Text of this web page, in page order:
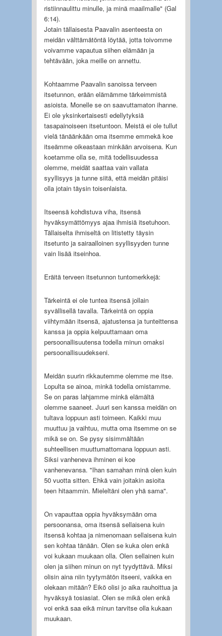
ristiinnaulittu minulle, ja minä maailmalle" (Gal
6:14).
Jotain tällaisesta Paavalin asenteesta on
meidän välttämätöntä löytää, jotta toivomme
voivamme vapautua siihen elämään ja
tehtävään, joka meille on annettu.
Kohtaamme Paavalin sanoissa terveen
itsetunnon, erään elämämme tärkeimmistä
asioista. Monelle se on saavuttamaton ihanne.
Ei ole yksinkertaisesti edellytyksiä
tasapainoiseen itsetuntoon. Meistä ei ole tullut
vielä tänäänkään oma itsemme emmekä koe
itseämme oikeastaan minkään arvoisena. Kun
koetamme olla se, mitä todellisuudessa
olemme, meidät saattaa vain vallata
syyllisyys ja tunne siitä, että meidän pitäisi
olla jotain täysin toisenlaista.
Itseensä kohdistuva viha, itsensä
hyväksymättömyys ajaa ihmisiä itsetuhoon.
Tällaiselta ihmiseltä on litistetty täysin
itsetunto ja sairaalloinen syyllisyyden tunne
vain lisää itseinhoa.
Eräitä terveen itsetunnon tuntomerkkejä:
Tärkeintä ei ole tuntea itsensä jollain
syvällisellä tavalla. Tärkeintä on oppia
viihtymään itsensä, ajatustensa ja tunteittensa
kanssa ja oppia kelpuuttamaan oma
persoonallisuutensa todella minun omaksi
persoonallisuudekseni.
Meidän suurin rikkautemme olemme me itse.
Lopulta se ainoa, minkä todella omistamme.
Se on paras lahjamme minkä elämältä
olemme saaneet. Juuri sen kanssa meidän on
tultava loppuun asti toimeen. Kaikki muu
muuttuu ja vaihtuu, mutta oma itsemme on se
mikä se on. Se pysy sisimmältään
suhteellisen muuttumattomana loppuun asti.
Siksi vanheneva ihminen ei koe
vanhenevansa. "Ihan samahan minä olen kuin
50 vuotta sitten. Ehkä vain joitakin asioita
teen hitaammin. Mieleltäni olen yhä sama".
On vapauttaa oppia hyväksymään oma
persoonansa, oma itsensä sellaisena kuin
itsensä kohtaa ja nimenomaan sellaisena kuin
sen kohtaa tänään. Olen se kuka olen enkä
voi kukaan muukaan olla. Olen sellainen kuin
olen ja siihen minun on nyt tyydyttävä. Miksi
olisin aina niin tyytymätön itseeni, vaikka en
olekaan mitään? Eikö olisi jo aika rauhoittua ja
hyväksyä tosiasiat. Olen se mikä olen enkä
voi enkä saa eikä minun tarvitse olla kukaan
muukaan.